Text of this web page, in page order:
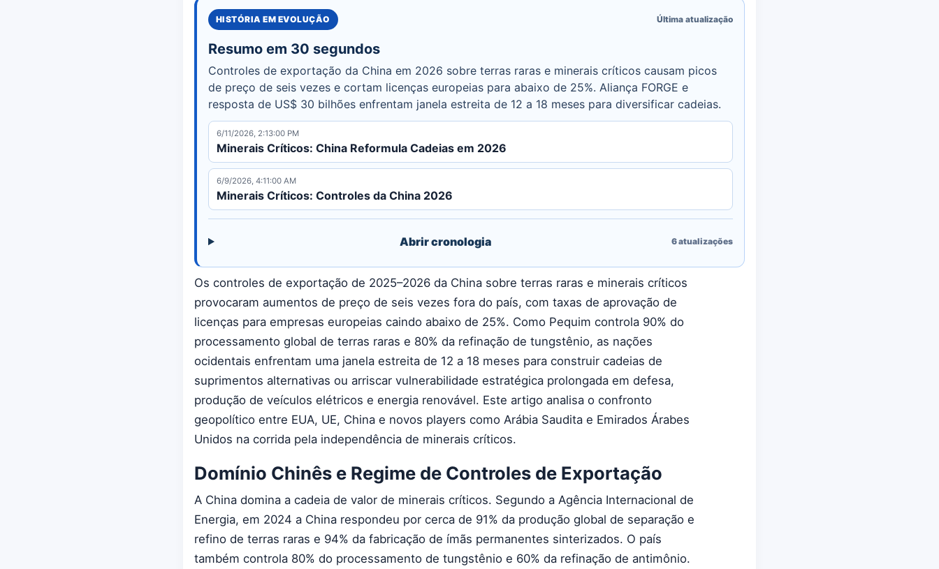
HISTÓRIA EM EVOLUÇÃO Última atualização
Resumo em 30 segundos
Controles de exportação da China em 2026 sobre terras raras e minerais críticos causam picos
de preço de seis vezes e cortam licenças europeias para abaixo de 25%. Aliança FORGE e
resposta de US$ 30 bilhões enfrentam janela estreita de 12 a 18 meses para diversificar cadeias.
6/11/2026, 2:13:00 PM
Minerais Críticos: China Reformula Cadeias em 2026
6/9/2026, 4:11:00 AM
Minerais Críticos: Controles da China 2026
Abrir cronologia 6atualizações
Os controles de exportação de 2025–2026 da China sobre terras raras e minerais críticos
provocaram aumentos de preço de seis vezes fora do país, com taxas de aprovação de
licenças para empresas europeias caindo abaixo de 25%. Como Pequim controla 90% do
processamento global de terras raras e 80% da refinação de tungstênio, as nações
ocidentais enfrentam uma janela estreita de 12 a 18 meses para construir cadeias de
suprimentos alternativas ou arriscar vulnerabilidade estratégica prolongada em defesa,
produção de veículos elétricos e energia renovável. Este artigo analisa o confronto
geopolítico entre EUA, UE, China e novos players como Arábia Saudita e Emirados Árabes
Unidos na corrida pela independência de minerais críticos.
Domínio Chinês e Regime de Controles de Exportação
A China domina a cadeia de valor de minerais críticos. Segundo a Agência Internacional de
Energia, em 2024 a China respondeu por cerca de 91% da produção global de separação e
refino de terras raras e 94% da fabricação de ímãs permanentes sinterizados. O país
também controla 80% do processamento de tungstênio e 60% da refinação de antimônio.